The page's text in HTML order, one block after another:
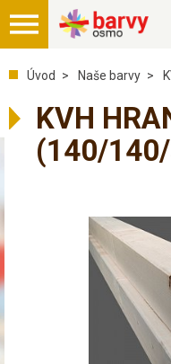
Úvod Naše barvy
KVH
(140/